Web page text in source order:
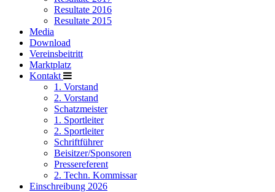
Resultate 2016
Resultate 2015
Media
Download
Vereinsbeitritt
Marktplatz
Kontakt
1. Vorstand
2. Vorstand
Schatzmeister
1. Sportleiter
2. Sportleiter
Schriftführer
Beisitzer/Sponsoren
Pressereferent
2. Techn. Kommissar
Einschreibung 2026